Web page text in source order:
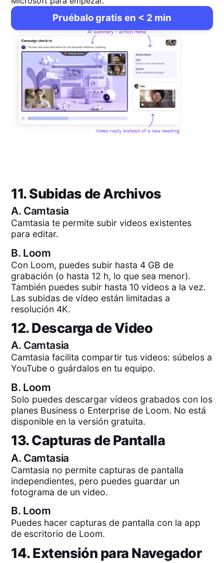
Pruébalo gratis en < 2 min
11. Subidas de Archivos
A. Camtasia
Camtasia te permite subir videos existentes
para editar.
B. Loom
Con Loom, puedes subir hasta 4 GB de
grabación (o hasta 12 h, lo que sea menor).
También puedes subir hasta 10 videos a la vez.
Las subidas de vídeo están limitadas a
resolución 4K.
12. Descarga de Video
A. Camtasia
Camtasia facilita compartir tus videos: súbelos a
YouTube o guárdalos en tu equipo.
B. Loom
Solo puedes descargar vídeos grabados con los
planes Business o Enterprise de Loom. No está
disponible en la versión gratuita.
13. Capturas de Pantalla
A. Camtasia
Camtasia no permite capturas de pantalla
independientes, pero puedes guardar un
fotograma de un video.
B. Loom
Puedes hacer capturas de pantalla con la app
de escritorio de Loom.
14. Extensión para Navegador